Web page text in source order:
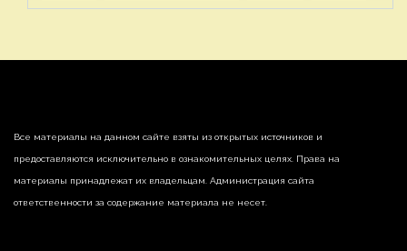
Все материалы на данном сайте взяты из открытых источников и
предоставляются исключительно в ознакомительных целях. Права на
материалы принадлежат их владельцам. Администрация сайта
ответственности за содержание материала не несет.